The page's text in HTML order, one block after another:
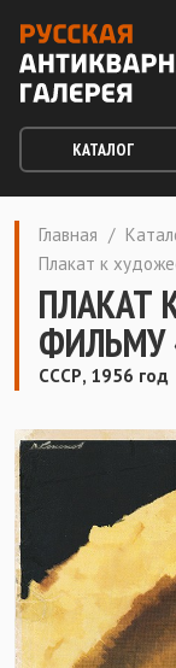
КАТАЛОГ
Главная /
Плакат к
ПЛАКАТ
ФИЛЬМУ
СССР, 1956 год